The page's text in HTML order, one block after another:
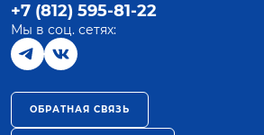
+7 (812) 595-81-22
Мы в соц. сетях:
ОБРАТНАЯ СВЯЗЬ